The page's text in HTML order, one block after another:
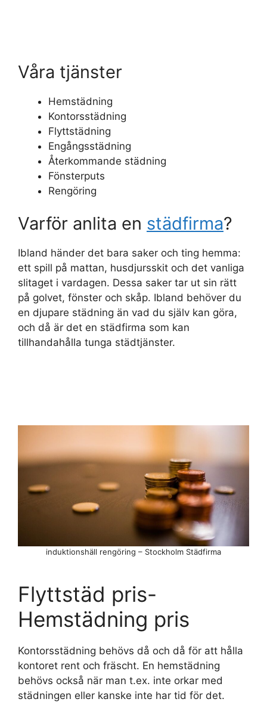
Våra tjänster
Hemstädning
Kontorsstädning
Flyttstädning
Engångsstädning
Återkommande städning
Fönsterputs
Rengöring
Varför anlita en städfirma?
Ibland händer det bara saker och ting hemma:
ett spill på mattan, husdjursskit och det vanliga
slitaget i vardagen. Dessa saker tar ut sin rätt
på golvet, fönster och skåp. Ibland behöver du
en djupare städning än vad du själv kan göra,
och då är det en städfirma som kan
tillhandahålla tunga städtjänster.
induktionshäll rengöring – Stockholm Städfirma
Flyttstäd pris-
Hemstädning pris
Kontorsstädning behövs då och då för att hålla
kontoret rent och fräscht. En hemstädning
behövs också när man t.ex. inte orkar med
städningen eller kanske inte har tid för det.